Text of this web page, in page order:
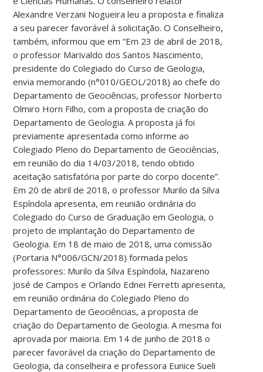
Alexandre Verzani Nogueira leu a proposta e finaliza
a seu parecer favorável à solicitação. O Conselheiro,
também, informou que em “Em 23 de abril de 2018,
o professor Marivaldo dos Santos Nascimento,
presidente do Colegiado do Curso de Geologia,
envia memorando (n°010/GEOL/2018) ao chefe do
Departamento de Geociências, professor Norberto
Olmiro Horn Filho, com a proposta de criação do
Departamento de Geologia. A proposta já foi
previamente apresentada como informe ao
Colegiado Pleno do Departamento de Geociências,
em reunião do dia 14/03/2018, tendo obtido
aceitação satisfatória por parte do corpo docente”.
Em 20 de abril de 2018, o professor Murilo da Silva
Espíndola apresenta, em reunião ordinária do
Colegiado do Curso de Graduação em Geologia, o
projeto de implantação do Departamento de
Geologia. Em 18 de maio de 2018, uma comissão
(Portaria N°006/GCN/2018) formada pelos
professores: Murilo da Silva Espíndola, Nazareno
José de Campos e Orlando Ednei Ferretti apresenta,
em reunião ordinária do Colegiado Pleno do
Departamento de Geociências, a proposta de
criação do Departamento de Geologia. A mesma foi
aprovada por maioria. Em 14 de junho de 2018 o
parecer favorável da criação do Departamento de
Geologia, da conselheira e professora Eunice Sueli